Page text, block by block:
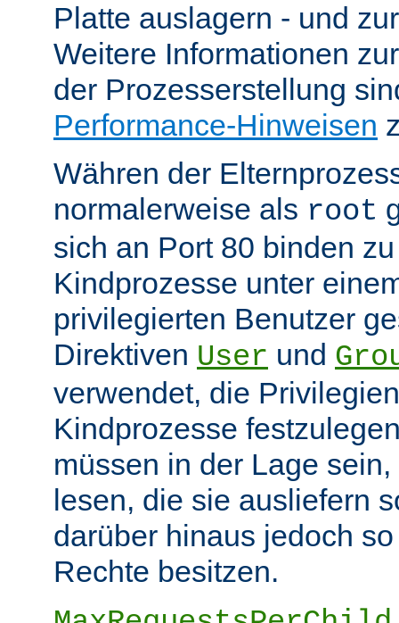
Platte auslagern - und
Weitere Informationen
der Prozesserstellung
Performance-Hinweisen
Währen der
normalerweise als root
sich an Port 80 binden
Kindprozesse unter
privilegierten Benutzer
Direktiven User und
verwendet, die
Kindprozesse
müssen in der Lage
lesen, die sie ausliefern
darüber hinaus jedoch
Rechte besitzen.